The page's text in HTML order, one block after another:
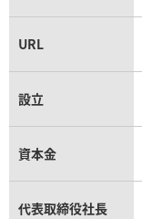
URL
設立
資本金
代表取締役社長